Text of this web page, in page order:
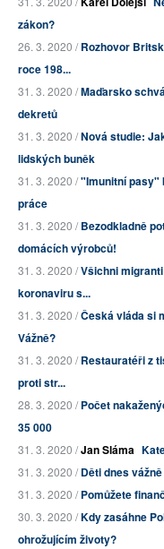
zákon?
26. 3. 2020 /Rozhovor
roce 198...
31. 3. 2020 /Maďarsko
dekretů
31. 3. 2020 /Nová studie:
lidských buněk
31. 3. 2020 /"Imunitní pasy"
práce
31. 3. 2020 /Bezodkladně
domácích výrobců!
31. 3. 2020 /Všichni
koronaviru s...
31. 3. 2020 /Česká vláda si
Vážně?
31. 3. 2020 /Restauratéři z
proti str...
28. 3. 2020 /Počet
35 000
31. 3. 2020 /Jan Sláma
31. 3. 2020 /Děti dnes
31. 3. 2020 /Pomůžete
30. 3. 2020 /Kdy zasáhne
ohrožujícím životy?